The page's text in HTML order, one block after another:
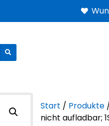
Start / Produkte
nicht aufladbar;